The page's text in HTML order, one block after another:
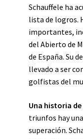
Schauffele ha
lista de logros.
importantes,
del Abierto de
de España. Su
llevado a ser
golfistas del
Una historia
triunfos hay
superación.